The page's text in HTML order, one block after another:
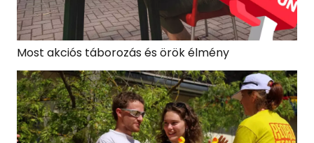
Most akciós táborozás és örök élmény